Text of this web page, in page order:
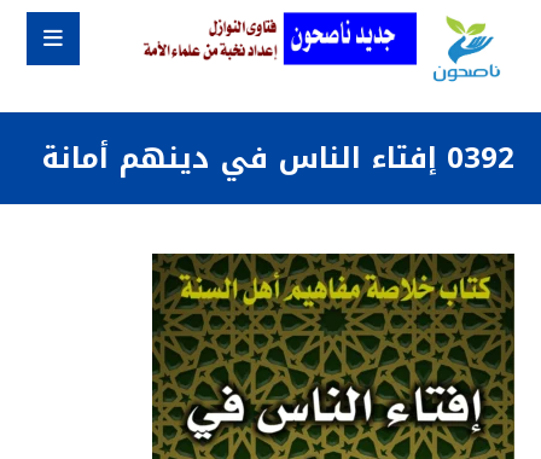
0392 إفتاء الناس في دينهم أمانة